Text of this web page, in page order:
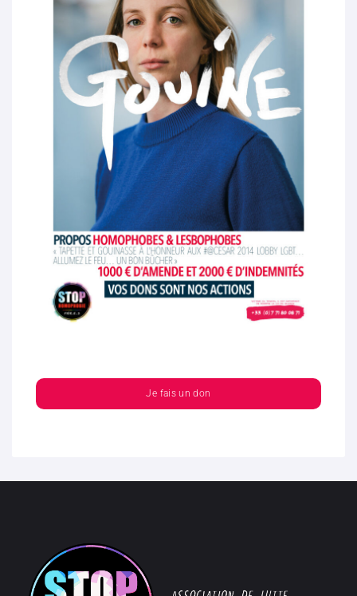
Je fais un don